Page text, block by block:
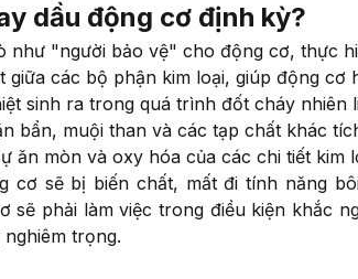
dầu động cơ định kỳ?
như "người bảo vệ" cho động cơ, thực
giữa các bộ phận kim loại, giúp động cơ
sinh ra trong quá trình đốt cháy nhiên
bẩn, muội than và các tạp chất khác
ăn mòn và oxy hóa của các chi tiết kim
cơ sẽ bị biến chất, mất đi tính năng
sẽ phải làm việc trong điều kiện khắc
trọng.